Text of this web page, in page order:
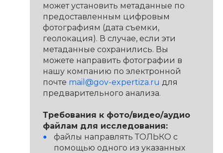
может установить метаданные по
предоставленным цифровым
фотографиям (дата съемки,
геолокация). В случае, если эти
метаданные сохранились. Вы
можете направить фотографии в
нашу компанию по электронной
почте mail@gov-expertiza.ru для
предварительного анализа.
Требования к фото/видео/аудио
файлам для исследования:
файлы направлять ТОЛЬКО с
помощью одного из указанных